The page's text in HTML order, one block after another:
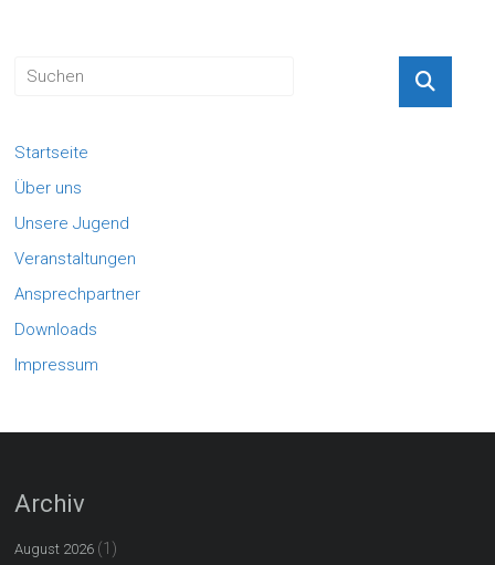
Startseite
Über uns
Unsere Jugend
Veranstaltungen
Ansprechpartner
Downloads
Impressum
Archiv
August 2026 (1)